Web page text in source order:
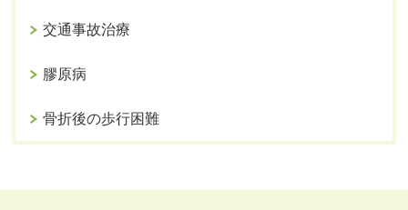
交通事故治療
膠原病
骨折後の歩行困難